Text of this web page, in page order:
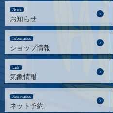
News
お知らせ
Information
ショップ情報
Link
気象情報
Reservation
ネット予約